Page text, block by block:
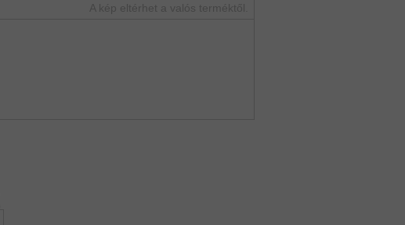
A kép eltérhet a valós terméktől.